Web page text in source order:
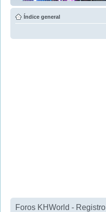
Índice general
Foros KHWorld - Registro